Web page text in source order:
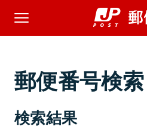
郵便番号検索
検索結果